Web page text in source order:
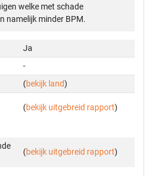
welke met schade
namelijk minder BPM.
Ja
-
(bekijk land)
(bekijk uitgebreid rapport)
(bekijk uitgebreid rapport)